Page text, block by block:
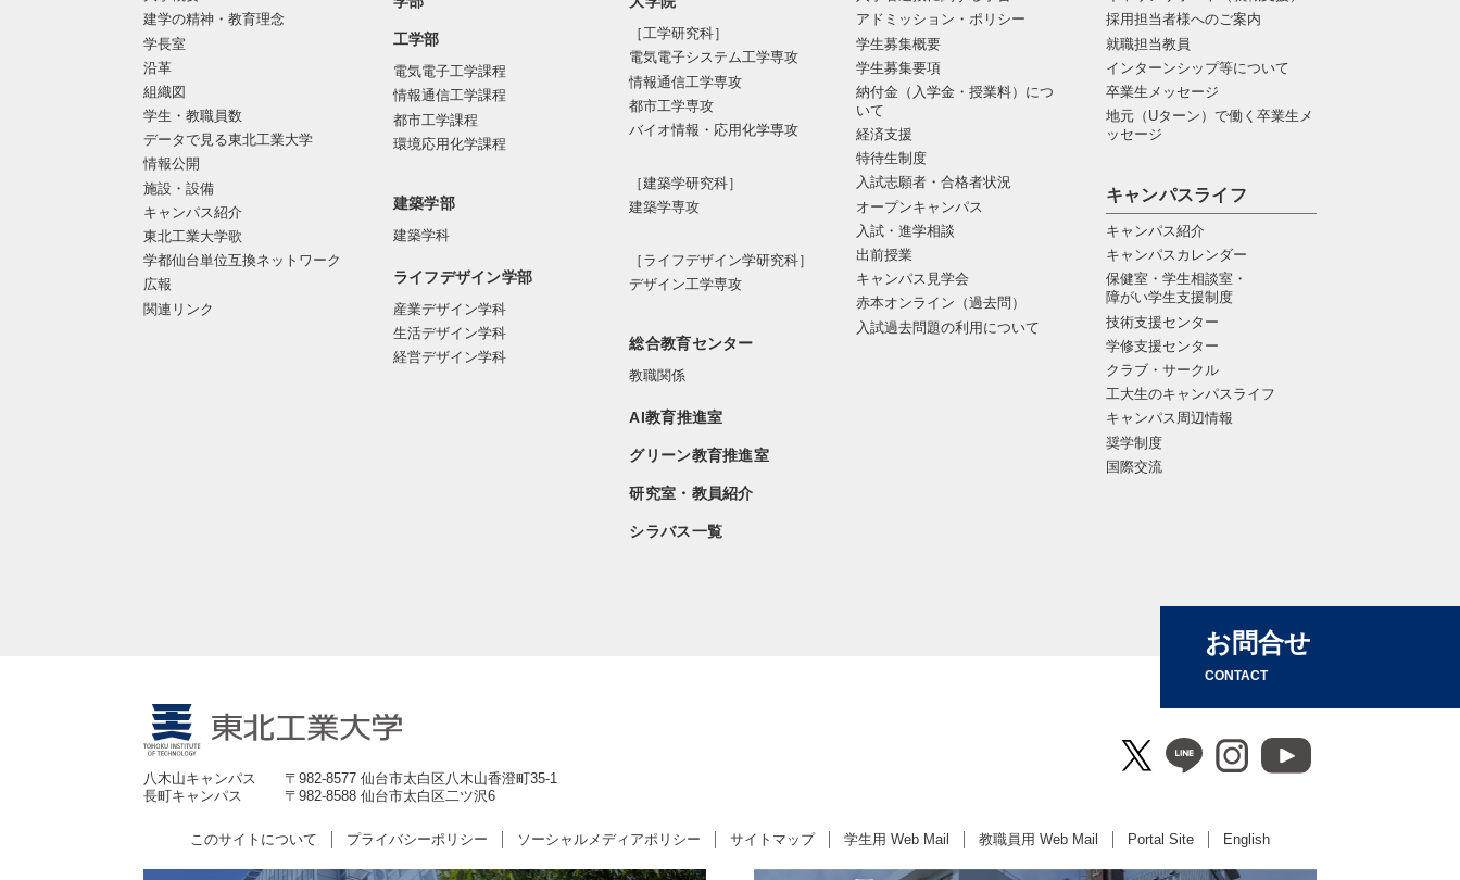
建学の精神・教育理念
学長室
沿革
組織図
学生・教職員数
データで見る東北工業大学
情報公開
施設・設備
キャンパス紹介
東北工業大学歌
学都仙台単位互換ネットワーク
広報
関連リンク
工学部
電気電子工学課程
情報通信工学課程
都市工学課程
環境応用化学課程
建築学部
建築学科
ライフデザイン学部
産業デザイン学科
生活デザイン学科
経営デザイン学科
［工学研究科］
電気電⼦システム⼯学専攻
情報通信⼯学専攻
都市⼯学専攻
バイオ情報・応⽤化学専攻
［建築学研究科］
建築学専攻
［ライフデザイン学研究科］
デザイン工学専攻
総合教育センター
教職関係
AI教育推進室
グリーン教育推進室
研究室・教員紹介
シラバス一覧
アドミッション・ポリシー
学生募集概要
学生募集要項
納付金（入学金・授業料）につ
いて
経済支援
特待生制度
入試志願者・合格者状況
オープンキャンパス
入試・進学相談
出前授業
キャンパス見学会
赤本オンライン（過去問）
入試過去問題の利用について
採用担当者様へのご案内
就職担当教員
インターンシップ等について
卒業生メッセージ
地元（Uターン）で働く卒業生メ
ッセージ
キャンパスライフ
キャンパス紹介
キャンパスカレンダー
保健室・学生相談室・
障がい学生支援制度
技術支援センター
学修支援センター
クラブ・サークル
工大生のキャンパスライフ
キャンパス周辺情報
奨学制度
国際交流
お問合せ
CONTACT
八木山キャンパス
〒982-8577 仙台市太白区八木山香澄町35-1
長町キャンパス
〒982-8588 仙台市太白区二ツ沢6
このサイトについて プライバシーポリシー ソーシャルメディアポリシー サイトマップ 学生用 Web Mail 教職員用 Web Mail Portal Site English